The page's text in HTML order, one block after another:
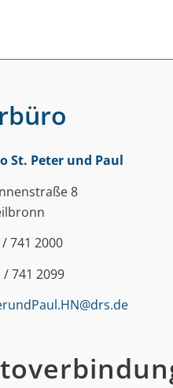
St. Peter und Paul
8
741 2000
/ 741 2099